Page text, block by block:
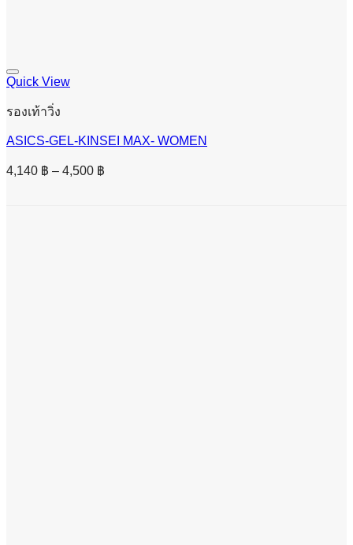
Quick View
รองเท้าวิ่ง
ASICS-GEL-KINSEI MAX- WOMEN
4,140 ฿ – 4,500 ฿